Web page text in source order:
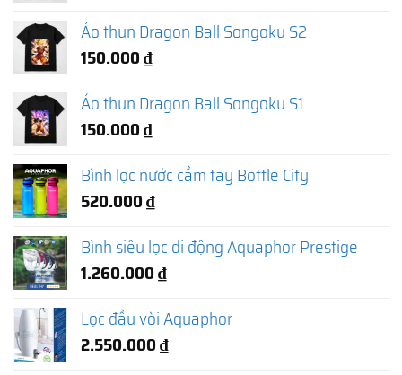
Áo thun Dragon Ball Songoku S2
150.000₫
Áo thun Dragon Ball Songoku S1
150.000₫
Bình lọc nước cầm tay Bottle City
520.000₫
Bình siêu lọc di động Aquaphor Prestige
1.260.000₫
Lọc đầu vòi Aquaphor
2.550.000₫